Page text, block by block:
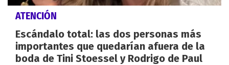
ATENCIÓN
Escándalo total: las dos personas más
importantes que quedarían afuera de la
boda de Tini Stoessel y Rodrigo de Paul